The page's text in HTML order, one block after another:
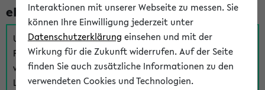
eKVV für Studierende
Um sich einen Stundenplan zu erstellen und alle weiteren
Funktionen des eKVVs für Studierende zu nutzen,
verwenden Sie diesen Link zur Anmeldung über Ihr Uni
Login:
Interaktionen mit unserer Webseite zu messen. Sie
können Ihre Einwilligung jederzeit unter
Datenschutzerklärung einsehen und mit der
Wirkung für die Zukunft widerrufen. Auf der Seite
finden Sie auch zusätzliche Informationen zu den
verwendeten Cookies und Technologien.